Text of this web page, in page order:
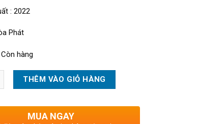
: 2022
Phát
hàng
cửa sổ số lượng
THÊM VÀO GIỎ HÀNG
MUA NGAY